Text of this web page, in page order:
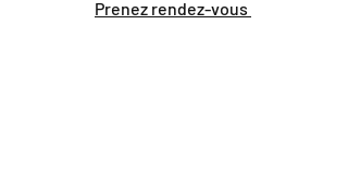
Prenez rendez-vous